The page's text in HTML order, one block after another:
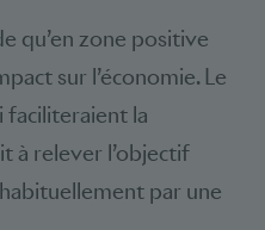
qu’en zone positive
sur l’économie. Le
faciliteraient la
à relever l’objectif
par une